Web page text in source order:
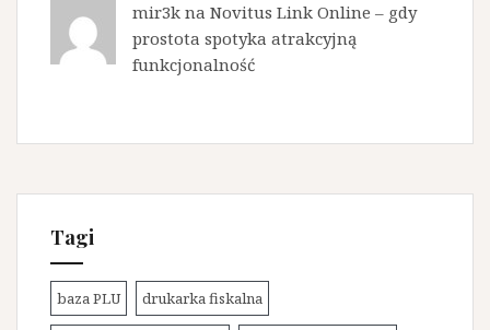
mir3k na Novitus Link Online – gdy
prostota spotyka atrakcyjną
funkcjonalność
Tagi
baza PLU drukarka fiskalna